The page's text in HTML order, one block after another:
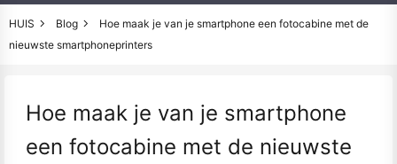
HUIS Blog
Hoe maak je van je smartphone een fotocabine met de
nieuwste smartphoneprinters
Hoe maak je van je smartphone
een fotocabine met de nieuwste